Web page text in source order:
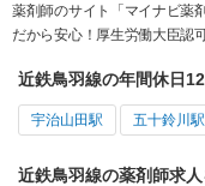
薬剤師のサイト「マイナビ薬
だから安心！厚生労働大臣認
近鉄鳥羽線の年間休日
宇治山田駅 五十鈴川駅
近鉄鳥羽線の薬剤師求